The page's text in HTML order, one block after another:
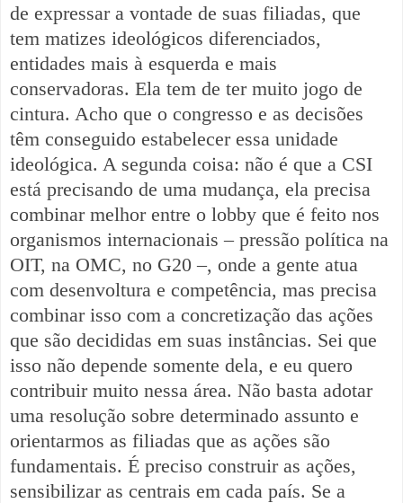
de expressar a vontade de suas filiadas, que
tem matizes ideológicos diferenciados,
entidades mais à esquerda e mais
conservadoras. Ela tem de ter muito jogo de
cintura. Acho que o congresso e as decisões
têm conseguido estabelecer essa unidade
ideológica. A segunda coisa: não é que a CSI
está precisando de uma mudança, ela precisa
combinar melhor entre o lobby que é feito nos
organismos internacionais – pressão política na
OIT, na OMC, no G20 –, onde a gente atua
com desenvoltura e competência, mas precisa
combinar isso com a concretização das ações
que são decididas em suas instâncias. Sei que
isso não depende somente dela, e eu quero
contribuir muito nessa área. Não basta adotar
uma resolução sobre determinado assunto e
orientarmos as filiadas que as ações são
fundamentais. É preciso construir as ações,
sensibilizar as centrais em cada país. Se a